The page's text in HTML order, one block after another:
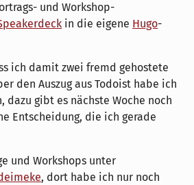
und Workshop-
in die eigene Hugo-
ich damit zwei fremd gehostete
den Auszug aus Todoist habe ich
dazu gibt es nächste Woche noch
Entscheidung, die ich gerade
und Workshops unter
, dort habe ich nur noch